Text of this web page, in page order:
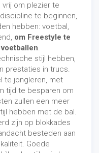
om plezier te
te beginnen,
hebben: voetbal,
om Freestyle te
.
stijl hebben,
prestaties in trucs.
te jongleren, met
tijd te besparen om
zullen een meer
hebben met de bal.
zijn op blokkades
besteden aan
Goede